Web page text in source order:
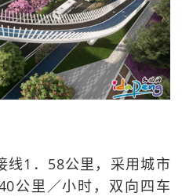
线1．58公里，采用城市
公里／小时，双向四车